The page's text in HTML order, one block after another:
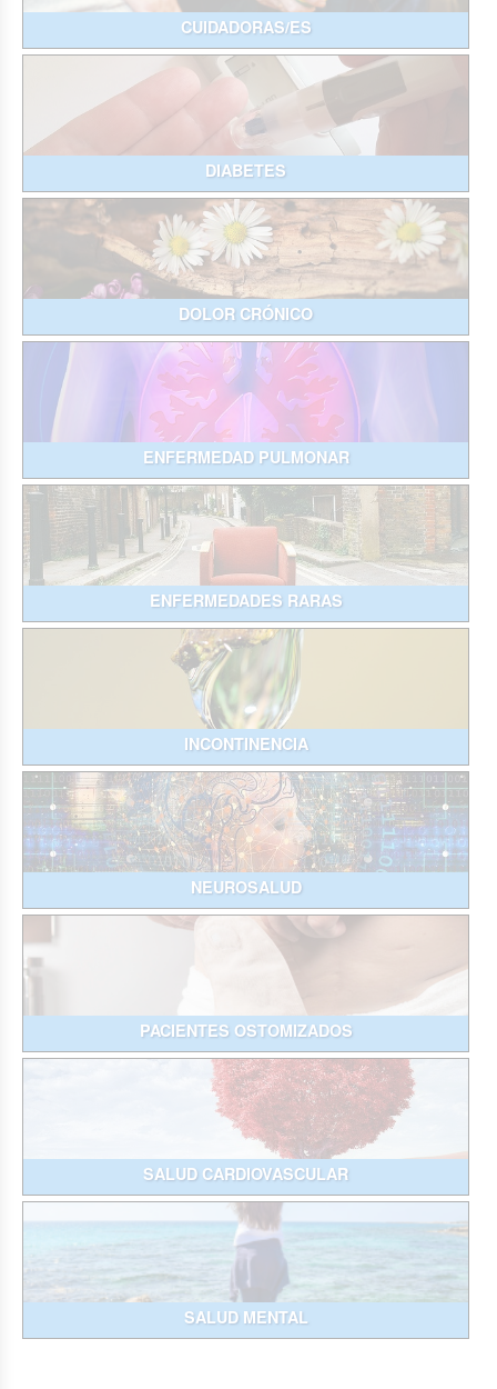
CUIDADORAS/ES
DIABETES
DOLOR CRÓNICO
ENFERMEDAD PULMONAR
ENFERMEDADES RARAS
INCONTINENCIA
NEUROSALUD
PACIENTES OSTOMIZADOS
SALUD CARDIOVASCULAR
SALUD MENTAL